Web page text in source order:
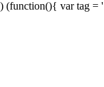
) (function(){ var tag = '